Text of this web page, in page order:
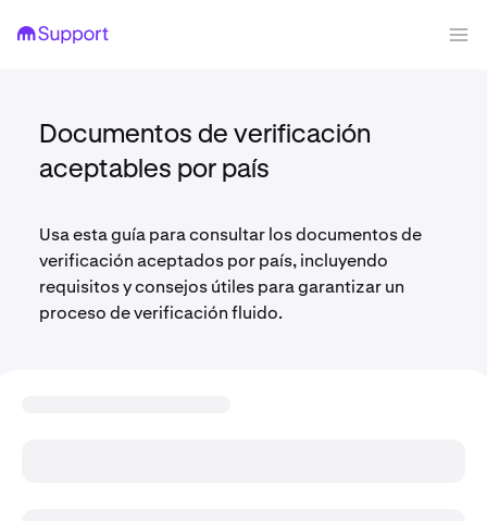
Documentos de verificación
aceptables por país
Usa esta guía para consultar los documentos de
verificación aceptados por país, incluyendo
requisitos y consejos útiles para garantizar un
proceso de verificación fluido.